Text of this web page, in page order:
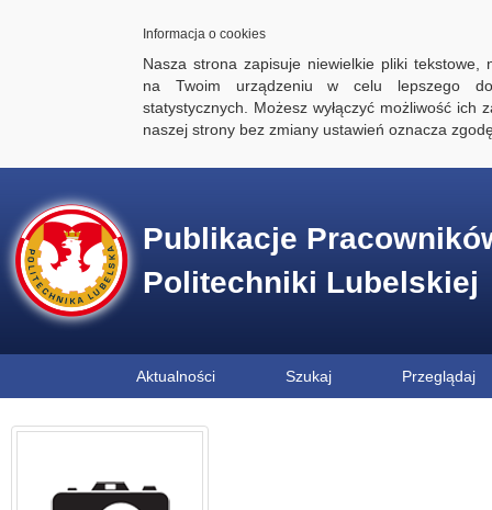
Informacja o cookies
Nasza strona zapisuje niewielkie pliki tekstowe,
na Twoim urządzeniu w celu lepszego
statystycznych. Możesz wyłączyć możliwość ich
naszej strony bez zmiany ustawień oznacza
Publikacje
Politechniki Lubelskiej
Aktualności Szukaj Przeglądaj